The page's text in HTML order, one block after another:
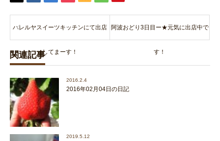
ハレルヤスイーツキッチンにて出店
してまーす！
阿波おどり3日目ー★元気に出店中で
す！
関連記事
2016.2.4
2016年02月04日の日記
2019.5.12